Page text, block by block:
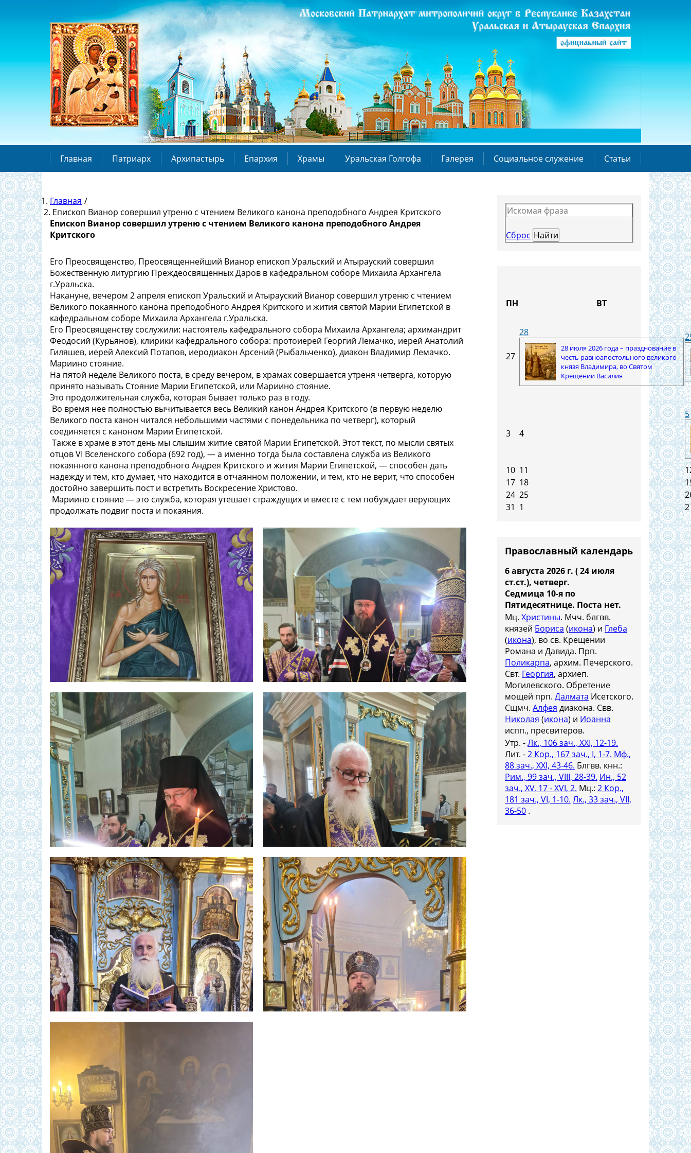
Главная Патриарх Архипастырь Епархия Храмы Уральская Голгофа Галерея Социальное служение Статьи
Главная /
Епископ Вианор совершил утреню с чтением Великого канона преподобного Андрея Критского
Епископ Вианор совершил утреню с чтением Великого канона преподобного Андрея
Критского
Его Преосвященство, Преосвященнейший Вианор епископ Уральский и Атырауский совершил
Божественную литургию Преждеосвященных Даров в кафедральном соборе Михаила Архангела
г.Уральска.
Накануне, вечером 2 апреля епископ Уральский и Атырауский Вианор совершил утреню с чтением
Великого покаянного канона преподобного Андрея Критского и жития святой Марии Египетской в
кафедральном соборе Михаила Архангела г.Уральска.
Его Преосвященству сослужили: настоятель кафедрального собора Михаила Архангела; архимандрит
Феодосий (Курьянов), клирики кафедрального собора: протоиерей Георгий Лемачко, иерей Анатолий
Гиляшев, иерей Алексий Потапов, иеродиакон Арсений (Рыбальченко), диакон Владимир Лемачко.
Мариино стояние.
На пятой неделе Великого поста, в среду вечером, в храмах совершается утреня четверга, которую
принято называть Стояние Марии Египетской, или Мариино стояние.
Это продолжительная служба, которая бывает только раз в году.
Во время нее полностью вычитывается весь Великий канон Андрея Критского (в первую неделю
Великого поста канон читался небольшими частями с понедельника по четверг), который
соединяется с каноном Марии Египетской.
Также в храме в этот день мы слышим житие святой Марии Египетской. Этот текст, по мысли святых
отцов VI Вселенского собора (692 год), — а именно тогда была составлена служба из Великого
покаянного канона преподобного Андрея Критского и жития Марии Египетской, — способен дать
надежду и тем, кто думает, что находится в отчаянном положении, и тем, кто не верит, что способен
достойно завершить пост и встретить Воскресение Христово.
Мариино стояние — это служба, которая утешает страждущих и вместе с тем побуждает верующих
продолжать подвиг поста и покаяния.
Сброс
ПН ВТ
27
28
28 июля 2026 года – празднование в
честь равноапостольного великого
князя Владимира, во Святом
Крещении Василия
3 4
5
10 11
17 18
24 25
31 1 2
Православный календарь
6 августа 2026 г. ( 24 июля
ст.ст.), четверг.
Седмица 10-я по
Пятидесятнице. Поста нет.
Мц. Христины. Мчч. блгвв.
князей Бориса (икона) и Глеба
(икона), во св. Крещении
Романа и Давида. Прп.
Поликарпа, архим. Печерского.
Свт. Георгия, архиеп.
Могилевского. Обретение
мощей прп. Далмата Исетского.
Сщмч. Алфея диакона. Свв.
Николая (икона) и Иоанна
испп., пресвитеров.
Утр. -Лк., 106 зач., XXI, 12-19.
Лит. -2 Кор., 167 зач., I, 1-7. Мф.,
88 зач., XXI, 43-46. Блгвв. кнн.:
Рим., 99 зач., VIII, 28-39. Ин., 52
зач., XV, 17 - XVI, 2. Мц.: 2 Кор.,
181 зач., VI, 1-10. Лк., 33 зач., VII,
36-50 .